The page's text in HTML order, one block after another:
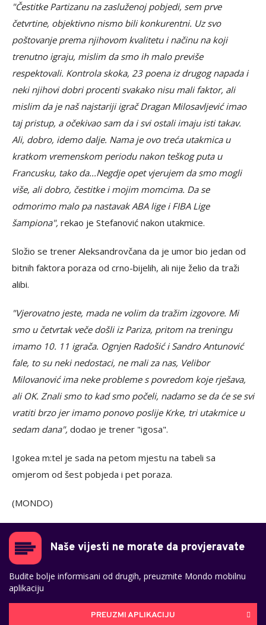
"Čestitke Partizanu na zasluženoj pobjedi, sem prve
četvrtine, objektivno nismo bili konkurentni. Uz svo
poštovanje prema njihovom kvalitetu i načinu na koji
trenutno igraju, mislim da smo ih malo previše
respektovali. Kontrola skoka, 23 poena iz drugog napada i
neki njihovi dobri procenti svakako nisu mali faktor, ali
mislim da je naš najstariji igrač Dragan Milosavljević imao
taj pristup, a očekivao sam da i svi ostali imaju isti takav.
Ali, dobro, idemo dalje. Nama je ovo treća utakmica u
kratkom vremenskom periodu nakon teškog puta u
Francusku, tako da...Negdje opet vjerujem da smo mogli
više, ali dobro, čestitke i mojim momcima. Da se
odmorimo malo pa nastavak ABA lige i FIBA Lige
šampiona", rekao je Stefanović nakon utakmice.
Složio se trener Aleksandrovčana da je umor bio jedan od
bitnih faktora poraza od crno-bijelih, ali nije želio da traži
alibi.
"Vjerovatno jeste, mada ne volim da tražim izgovore. Mi
smo u četvrtak veče došli iz Pariza, pritom na treningu
imamo 10. 11 igrača. Ognjen Radošić i Sandro Antunović
fale, to su neki nedostaci, ne mali za nas, Velibor
Milovanović ima neke probleme s povredom koje rješava,
ali OK. Znali smo to kad smo počeli, nadamo se da će se svi
vratiti brzo jer imamo ponovo poslije Krke, tri utakmice u
sedam dana", dodao je trener "igosa".
Igokea m:tel je sada na petom mjestu na tabeli sa
omjerom od šest pobjeda i pet poraza.
(MONDO)
Naše vijesti ne morate da provjeravate
Budite bolje informisani od drugih, preuzmite Mondo mobilnu
aplikaciju
PREUZMI APLIKACIJU